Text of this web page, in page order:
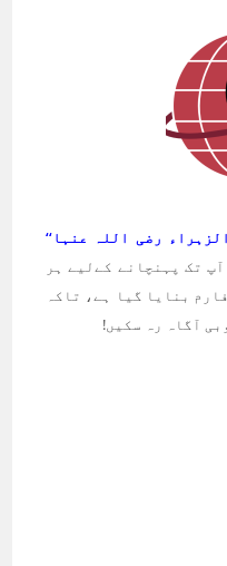
رضی اللہ عنہا‘‘
تک پہنچانے کےلیے ہر
بنایا گیا ہے، تاکہ
آگاہ رہ سکیں!